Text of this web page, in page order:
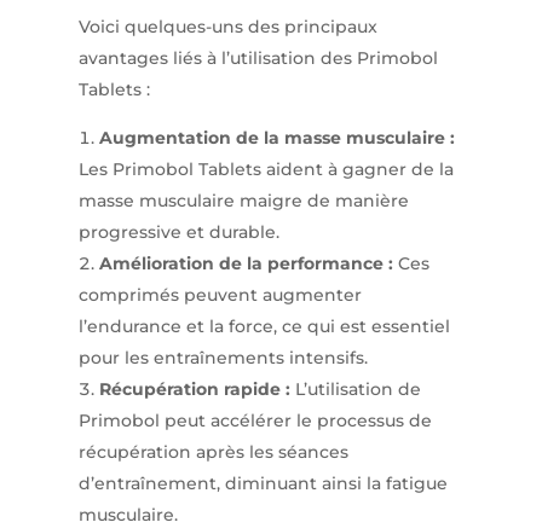
Voici quelques-uns des principaux
avantages liés à l’utilisation des Primobol
Tablets :
Augmentation de la masse musculaire :
Les Primobol Tablets aident à gagner de la
masse musculaire maigre de manière
progressive et durable.
Amélioration de la performance : Ces
comprimés peuvent augmenter
l’endurance et la force, ce qui est essentiel
pour les entraînements intensifs.
Récupération rapide : L’utilisation de
Primobol peut accélérer le processus de
récupération après les séances
d’entraînement, diminuant ainsi la fatigue
musculaire.